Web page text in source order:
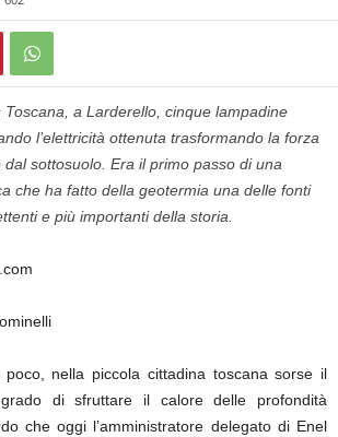
a Larderello, cinque lampadine
l’elettricità ottenuta trasformando la forza
sottosuolo. Era il primo passo di una
che ha fatto della geotermia una delle fonti
e più importanti della storia.
nella piccola cittadina toscana sorse il
di sfruttare il calore delle profondità
che oggi l’amministratore delegato di Enel